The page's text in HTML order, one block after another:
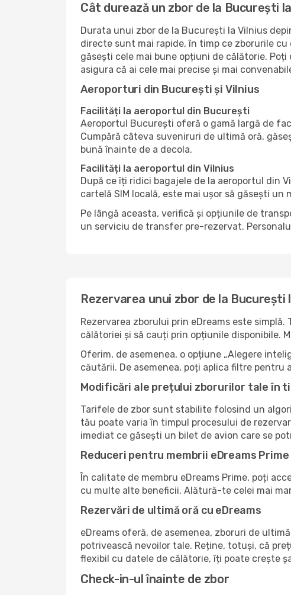
Cât durează un zbor de la București
Durata unui zbor de la București la Vilnius
directe sunt mai rapide, în timp ce zborurile
găsești cele mai bune opțiuni de călătorie.
asigura că ai cele mai precise și mai
Aeroporturi din București și Vilnius
Facilități la aeroportul din București
Aeroportul București oferă o gamă largă de
Cumpără câteva suveniruri de ultimă oră,
bună înainte de a decola.
Facilități la aeroportul din Vilnius
După ce îți ridici bagajele de la aeroportul din
cartelă SIM locală, este mai ușor să găsești
Pe lângă aceasta, verifică și opțiunile de
un serviciu de transfer pre-rezervat.
Rezervarea unui zbor de la București
Rezervarea zborului prin eDreams este
călătoriei și să cauți prin opțiunile disponibile.
Oferim, de asemenea, o opțiune „Alegere
căutării. De asemenea, poți aplica filtre pentru
Modificări ale prețului zborurilor tale în
Tarifele de zbor sunt stabilite folosind un
tău poate varia în timpul procesului de
imediat ce găsești un bilet de avion care se
Reduceri pentru membrii eDreams Prime
În calitate de membru eDreams Prime, poți
cu multe alte beneficii. Alătură-te celei mai
Rezervări de ultimă oră cu eDreams
eDreams oferă, de asemenea, zboruri de
potrivească nevoilor tale. Reține, totuși, că
flexibil cu datele de călătorie, îți poate crește
Check-in-ul înainte de zbor